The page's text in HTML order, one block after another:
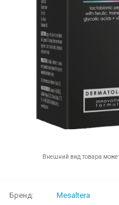
Внешний вид товара
Бренд:
Mesaltera